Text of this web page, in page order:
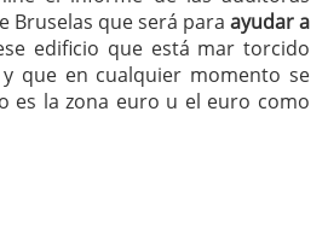
Bruselas que será para ayudar a
edificio que está mar torcido
que en cualquier momento se
es la zona euro u el euro como